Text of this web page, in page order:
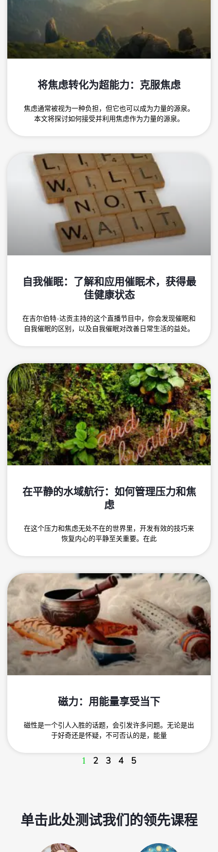
将焦虑转化为超能力：克服焦虑
焦虑通常被视为一种负担，但它也可以成为力量的源泉。
本文将探讨如何接受并利用焦虑作为力量的源泉。
自我催眠：了解和应用催眠术，获得最
佳健康状态
在吉尔伯特-达贡主持的这个直播节目中，你会发现催眠和
自我催眠的区别，以及自我催眠对改善日常生活的益处。
在平静的水域航行：如何管理压力和焦
虑
在这个压力和焦虑无处不在的世界里，开发有效的技巧来
恢复内心的平静至关重要。在此
磁力：用能量享受当下
磁性是一个引人入胜的话题，会引发许多问题。无论是出
于好奇还是怀疑，不可否认的是，能量
1 2 3 4 5
单击此处测试我们的领先课程